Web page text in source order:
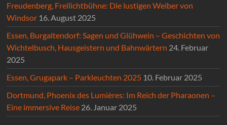
Freudenberg, Freilichtbühne: Die lustigen Weiber von
Windsor 16. August 2025
Essen, Burgaltendorf: Sagen und Glühwein – Geschichten von
Wichtelbusch, Hausgeistern und Bahnwärtern 24. Februar
2025
Essen, Grugapark – Parkleuchten 2025 10. Februar 2025
Dortmund, Phoenix des Lumières: Im Reich der Pharaonen –
Eine immersive Reise 26. Januar 2025